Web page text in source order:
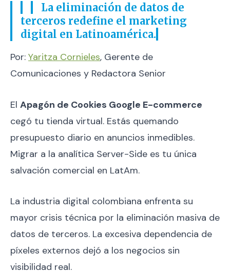
La eliminación de datos de
terceros redefine el marketing
digital en Latinoamérica.
Por: Yaritza Cornieles, Gerente de
Comunicaciones y Redactora Senior
El Apagón de Cookies Google E-commerce
cegó tu tienda virtual. Estás quemando
presupuesto diario en anuncios inmedibles.
Migrar a la analítica Server-Side es tu única
salvación comercial en LatAm.
La industria digital colombiana enfrenta su
mayor crisis técnica por la eliminación masiva de
datos de terceros. La excesiva dependencia de
píxeles externos dejó a los negocios sin
visibilidad real.